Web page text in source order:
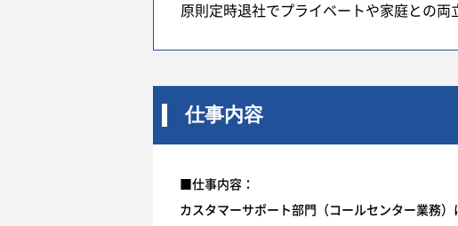
原則定時退社でプライベートや家庭との
仕事内容
■仕事内容：
カスタマーサポート部門（コールセンター業務